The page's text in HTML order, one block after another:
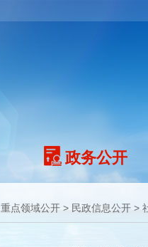
政务公开
重点领域公开 > 民政信息公开 >